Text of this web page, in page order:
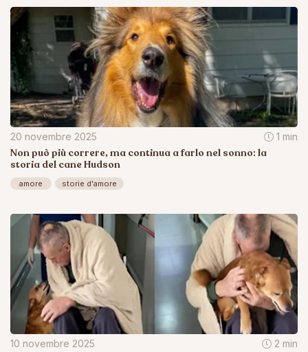
20 novembre 2025 1 min
Non può più correre, ma continua a farlo nel sonno: la
storia del cane Hudson
amore storie d'amore
10 novembre 2025 2 min